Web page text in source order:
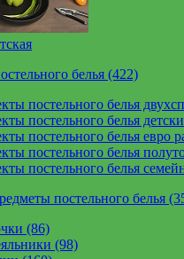
белья (422)
постельного белья
постельного белья
постельного белья евро
постельного белья
постельного белья
постельного белья
(86)
(98)